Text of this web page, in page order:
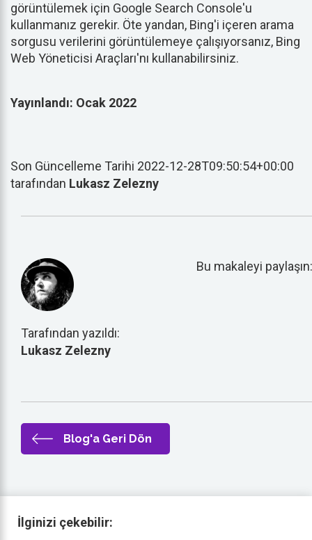
görüntülemek için Google Search Console'u
kullanmanız gerekir. Öte yandan, Bing'i içeren arama
sorgusu verilerini görüntülemeye çalışıyorsanız, Bing
Web Yöneticisi Araçları'nı kullanabilirsiniz.
Yayınlandı: Ocak 2022
Son Güncelleme Tarihi 2022-12-28T09:50:54+00:00
tarafından Lukasz Zelezny
Tarafından yazıldı:
Lukasz Zelezny
Bu makaleyi paylaşın:
Blog'a Geri Dön
İlginizi çekebilir: